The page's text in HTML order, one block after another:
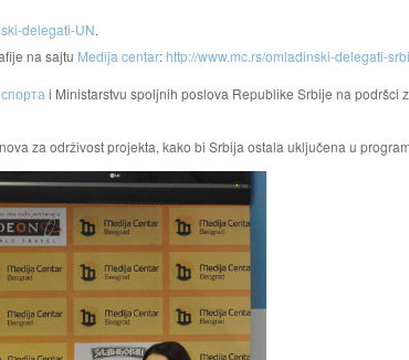
delegati-UN.
na sajtu Medija centar: http://www.mc.rs/omladinski-delegati-
i Ministarstvu spoljnih poslova Republike Srbije na
za održivost projekta, kako bi Srbija ostala uključena u